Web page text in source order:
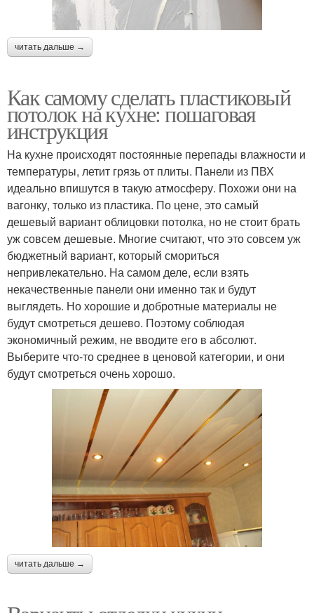
читать дальше →
Как самому сделать пластиковый
потолок на кухне: пошаговая
инструкция
На кухне происходят постоянные перепады влажности и
температуры, летит грязь от плиты. Панели из ПВХ
идеально впишутся в такую атмосферу. Похожи они на
вагонку, только из пластика. По цене, это самый
дешевый вариант облицовки потолка, но не стоит брать
уж совсем дешевые. Многие считают, что это совсем уж
бюджетный вариант, который смориться
непривлекательно. На самом деле, если взять
некачественные панели они именно так и будут
выглядеть. Но хорошие и добротные материалы не
будут смотреться дешево. Поэтому соблюдая
экономичный режим, не вводите его в абсолют.
Выберите что-то среднее в ценовой категории, и они
будут смотреться очень хорошо.
читать дальше →